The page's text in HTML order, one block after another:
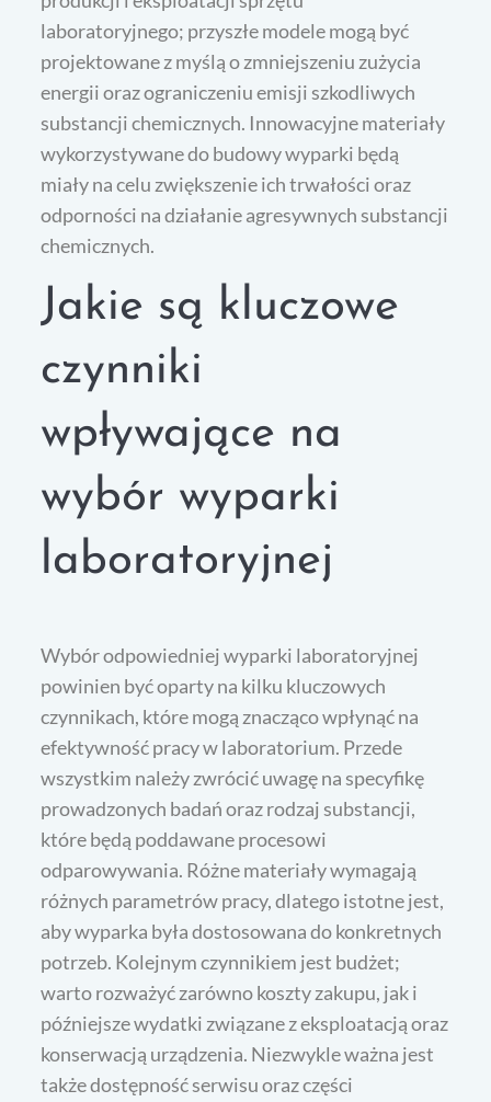
laboratoryjnego; przyszłe modele mogą być
projektowane z myślą o zmniejszeniu zużycia
energii oraz ograniczeniu emisji szkodliwych
substancji chemicznych. Innowacyjne materiały
wykorzystywane do budowy wyparki będą
miały na celu zwiększenie ich trwałości oraz
odporności na działanie agresywnych substancji
chemicznych.
Jakie są kluczowe
czynniki
wpływające na
wybór wyparki
laboratoryjnej
Wybór odpowiedniej wyparki laboratoryjnej
powinien być oparty na kilku kluczowych
czynnikach, które mogą znacząco wpłynąć na
efektywność pracy w laboratorium. Przede
wszystkim należy zwrócić uwagę na specyfikę
prowadzonych badań oraz rodzaj substancji,
które będą poddawane procesowi
odparowywania. Różne materiały wymagają
różnych parametrów pracy, dlatego istotne jest,
aby wyparka była dostosowana do konkretnych
potrzeb. Kolejnym czynnikiem jest budżet;
warto rozważyć zarówno koszty zakupu, jak i
późniejsze wydatki związane z eksploatacją oraz
konserwacją urządzenia. Niezwykle ważna jest
także dostępność serwisu oraz części